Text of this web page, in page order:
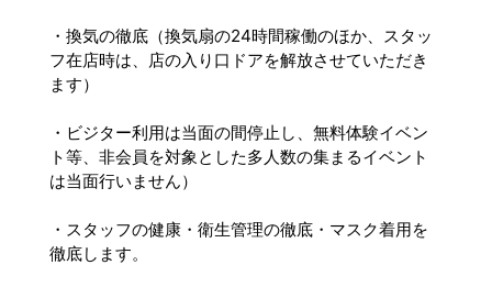
・換気の徹底（換気扇の24時間稼働のほか、スタッ
フ在店時は、店の入り口ドアを解放させていただき
ます）
・ビジター利用は当面の間停止し、無料体験イベン
ト等、非会員を対象とした多人数の集まるイベント
は当面行いません）
・スタッフの健康・衛生管理の徹底・マスク着用を
徹底します。